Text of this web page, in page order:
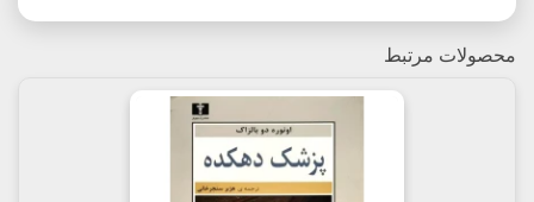
محصولات مرتبط